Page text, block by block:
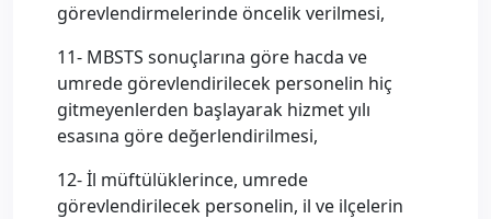
görevlendirmelerinde öncelik verilmesi,
11- MBSTS sonuçlarına göre hacda ve
umrede görevlendirilecek personelin hiç
gitmeyenlerden başlayarak hizmet yılı
esasına göre değerlendirilmesi,
12- İl müftülüklerince, umrede
görevlendirilecek personelin, il ve ilçelerin